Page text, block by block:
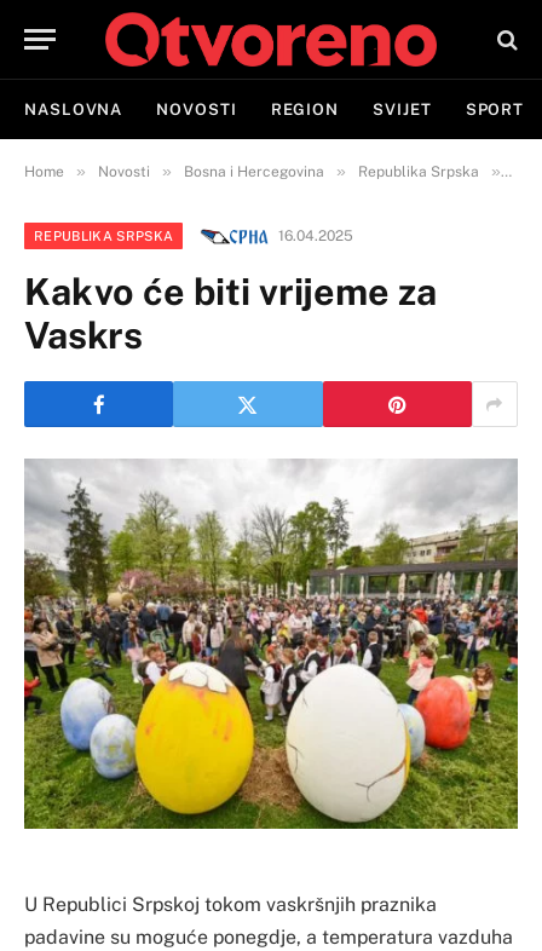
NASLOVNA NOVOSTI REGION SVIJET SPORT
Home » Novosti » Bosna i Hercegovina » Republika Srpska »
REPUBLIKA SRPSKA 16.04.2025
Kakvo će biti vrijeme za
Vaskrs
U Republici Srpskoj tokom vaskršnjih praznika
padavine su moguće ponegdje, a temperatura vazduha